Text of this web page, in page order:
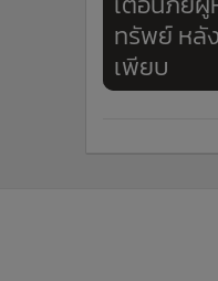
ทรัพย์ หลั
เพียบ